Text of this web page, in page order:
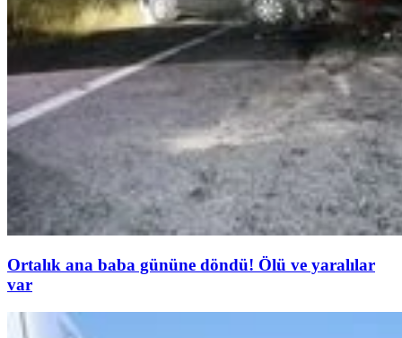
Ortalık ana baba gününe döndü! Ölü ve yaralılar
var